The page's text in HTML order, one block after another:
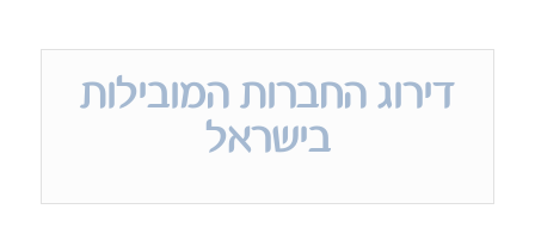
דירוג החברות המובילות
בישראל